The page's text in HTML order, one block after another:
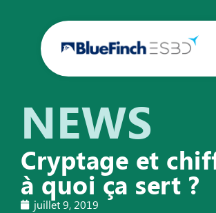
NEWS
Cryptage et
à quoi ça sert ?
juillet 9, 2019